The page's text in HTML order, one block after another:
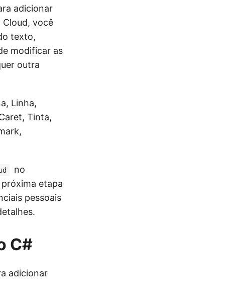
adicionar
Cloud, você
texto,
modificar as
outra
Linha,
Tinta,
no
etapa
pessoais
C#
adicionar